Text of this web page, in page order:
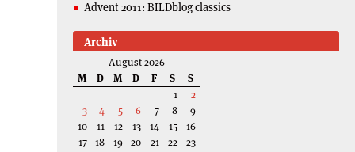
Advent 2011: BILDblog classics
Archiv
August 2026
M
D M D F S
S
1
2
3
4 5 6 7 8
9
10
11 12 13 14 15
16
17 18 19 20 21 22
23